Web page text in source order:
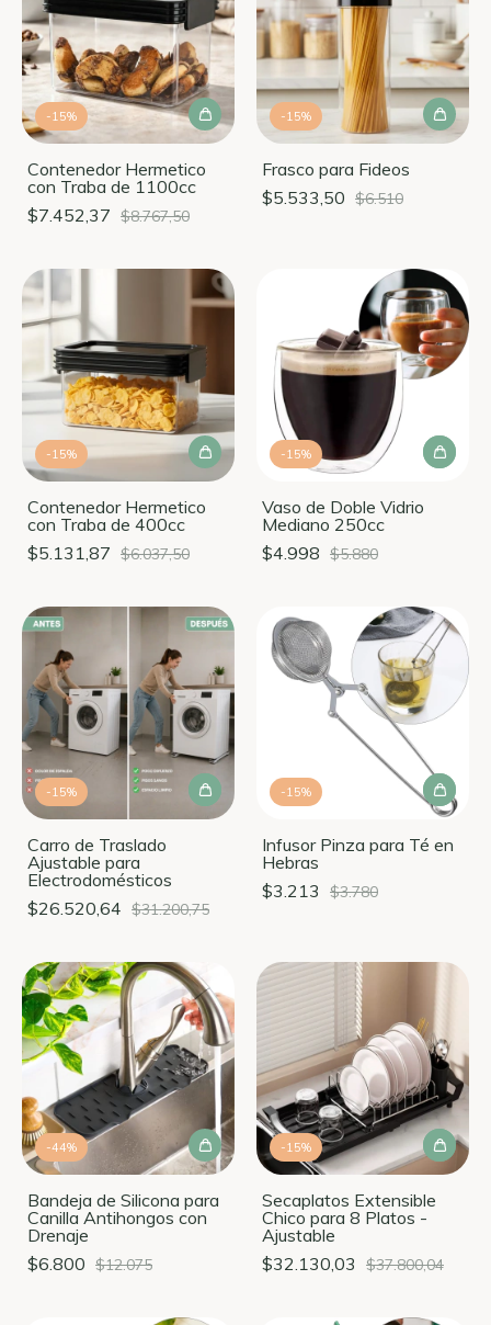
-15%
Contenedor Hermetico
con Traba de 1100cc
$7.452,37 $8.767,50
-15%
Frasco para Fideos
$5.533,50 $6.510
-15%
Contenedor Hermetico
con Traba de 400cc
$5.131,87 $6.037,50
-15%
Vaso de Doble Vidrio
Mediano 250cc
$4.998 $5.880
-15%
Carro de Traslado
Ajustable para
Electrodomésticos
$26.520,64 $31.200,75
-15%
Infusor Pinza para Té en
Hebras
$3.213
$3.780
-44%
Bandeja de Silicona para
Canilla Antihongos con
Drenaje
$6.800 $12.075
-15%
Secaplatos Extensible
Chico para 8 Platos -
Ajustable
$32.130,03
$37.800,04